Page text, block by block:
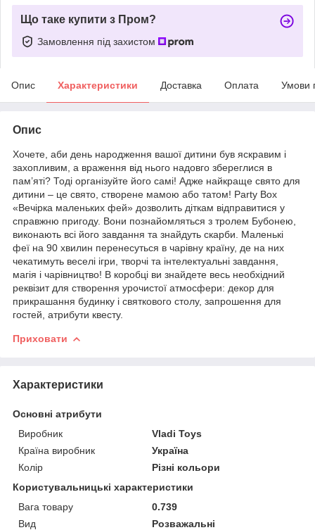
Що таке купити з Пром?
Замовлення під захистом
Опис Характеристики Доставка Оплата Умови
Опис
Хочете, аби день народження вашої дитини був яскравим і
захопливим, а враження від нього надовго збереглися в
пам’яті? Тоді організуйте його самі! Адже найкраще свято для
дитини – це свято, створене мамою або татом! Party Box
«Вечірка маленьких фей» дозволить діткам відправитися у
справжню пригоду. Вони познайомляться з тролем Бубонею,
виконають всі його завдання та знайдуть скарби. Маленькі
феї на 90 хвилин перенесуться в чарівну країну, де на них
чекатимуть веселі ігри, творчі та інтелектуальні завдання,
магія і чарівництво! В коробці ви знайдете весь необхідний
реквізит для створення урочистої атмосфери: декор для
прикрашання будинку і святкового столу, запрошення для
гостей, атрибути квесту.
Приховати
Характеристики
Основні атрибути
Виробник
Vladi Toys
Країна виробник
Україна
Колір
Різні кольори
Користувальницькі характеристики
Вага товару
0.739
Вид
Розважальні